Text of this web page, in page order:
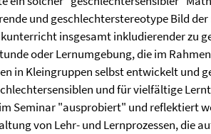
und geschlechterstereotype Bild
insgesamt inkludierender zu
oder Lernumgebung, die im
in Kleingruppen selbst entwickelt und
und für vielfältige
Seminar "ausprobiert" und reflektiert
von Lehr- und Lernprozessen, die